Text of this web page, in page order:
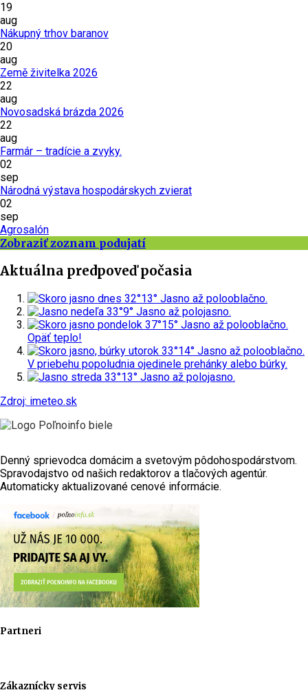
19
aug
Nákupný trhov baranov
20
aug
Země živitelka 2026
22
aug
Novosadská brázda 2026
22
aug
Farmár – tradície a zvyky.
02
sep
Národná výstava hospodárskych zvierat
02
sep
Agrosalón
Zobraziť zoznam podujatí
Aktuálna predpoveď počasia
dnes 32°13° Jasno až polooblačno.
nedeľa 33°9° Jasno až polojasno.
pondelok 37°15° Jasno až polooblačno.
Opäť teplo!
utorok 33°14° Jasno až polooblačno.
V priebehu popoludnia ojedinele prehánky alebo búrky.
streda 33°13° Jasno až polojasno.
Zdroj: imeteo.sk
Denný sprievodca domácim a svetovým pôdohospodárstvom.
Spravodajstvo od našich redaktorov a tlačových agentúr.
Automaticky aktualizované cenové informácie.
Partneri
Zákaznícky servis